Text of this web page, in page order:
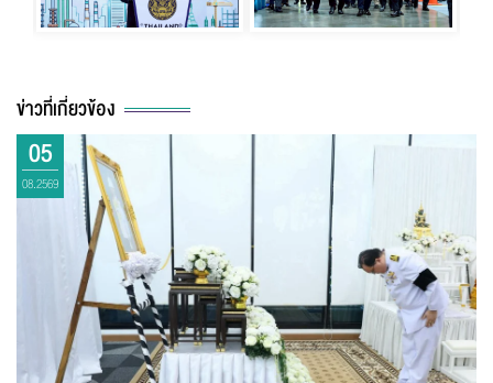
ข่าวที่เกี่ยวข้อง
05
08.2569